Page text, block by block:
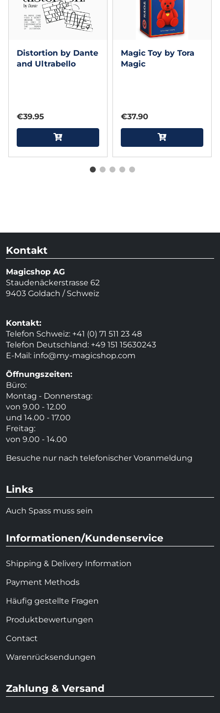
Distortion by Dante
and Ultrabello
€39.95
Magic Toy by Tora
Magic
€37.90
Kontakt
Magicshop AG
Staudenäckerstrasse 62
9403 Goldach / Schweiz
Kontakt:
Telefon Schweiz: +41 (0) 71 511 23 48
Telefon Deutschland: +49 151 15630243
E-Mail: info@my-magicshop.com
Öffnungszeiten:
Büro:
Montag - Donnerstag:
von 9.00 - 12.00
und 14.00 - 17.00
Freitag:
von 9.00 - 14.00
Besuche nur nach telefonischer Voranmeldung
Links
Auch Spass muss sein
Informationen/Kundenservice
Shipping & Delivery Information
Payment Methods
Häufig gestellte Fragen
Produktbewertungen
Contact
Warenrücksendungen
Zahlung & Versand